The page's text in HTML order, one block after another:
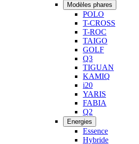
Modèles phares
POLO
T-CROSS
T-ROC
TAIGO
GOLF
Q3
TIGUAN
KAMIQ
i20
YARIS
FABIA
Q2
Energies
Essence
Hybride